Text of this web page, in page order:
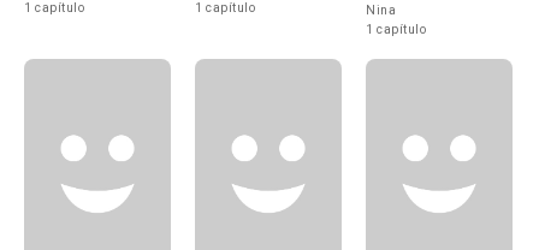
1 capítulo
1 capítulo
Nina
1 capítulo